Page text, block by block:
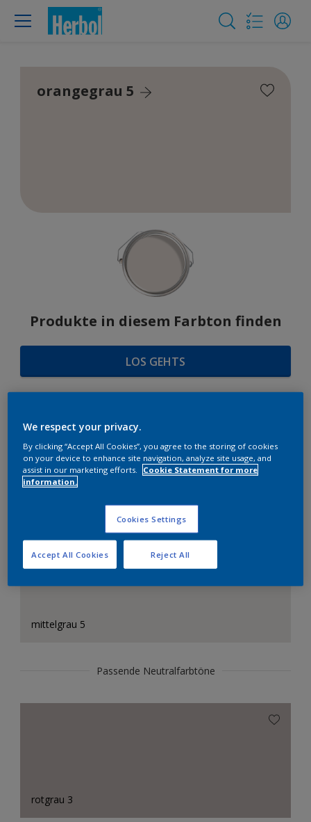
orangegrau 5
Produkte in diesem Farbton finden
LOS GEHTS
FARBAUSWAHL
mittelgrau 5
Passende Neutralfarbtöne
rotgrau 3
We respect your privacy.
By clicking “Accept All Cookies”, you agree to the storing of cookies
on your device to enhance site navigation, analyze site usage, and
assist in our marketing efforts.
Cookie Statement for more
information.
Cookies Settings
Reject All
Accept All Cookies